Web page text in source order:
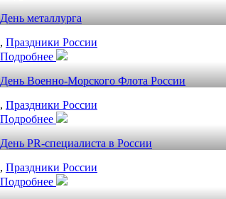
День металлурга
, Праздники России
Подробнее
День Военно-Морского Флота России
, Праздники России
Подробнее
День PR-специалиста в России
, Праздники России
Подробнее